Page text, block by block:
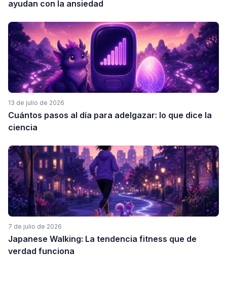
ayudan con la ansiedad
13 de julio de 2026
Cuántos pasos al día para adelgazar: lo que dice la
ciencia
7 de julio de 2026
Japanese Walking: La tendencia fitness que de
verdad funciona